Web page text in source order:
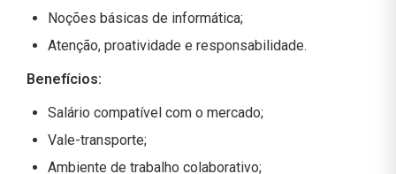
Noções básicas de informática;
Atenção, proatividade e responsabilidade.
Benefícios:
Salário compatível com o mercado;
Vale-transporte;
Ambiente de trabalho colaborativo;